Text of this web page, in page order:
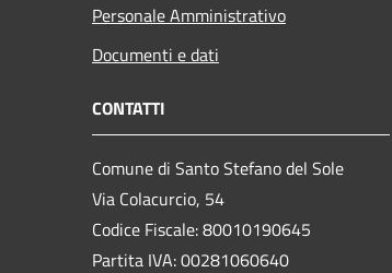
Personale Amministrativo
Documenti e dati
CONTATTI
Comune di Santo Stefano del Sole
Via Colacurcio, 54
Codice Fiscale: 80010190645
Partita IVA: 00281060640